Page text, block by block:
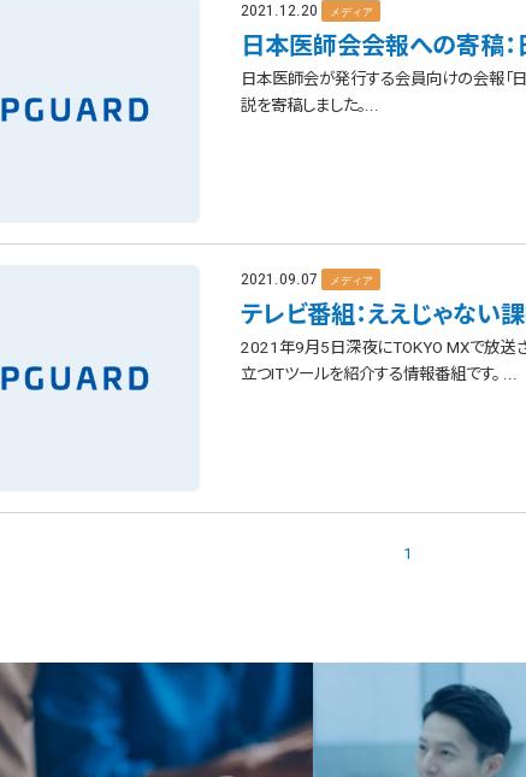
2021.12.20 メディア
日本医師会会報への寄稿
日本医師会が発行する会員向けの会報「日
説を寄稿しました。...
2021.09.07 メディア
テレビ番組：ええじゃない
2021年9月5日深夜にTOKYO MXで放送さ
立つITツールを紹介する情報番組です。 ...
1